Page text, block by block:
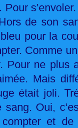
de son
pour la
Comme
Pour ne plus
Mais
était joli.
Oui,
et